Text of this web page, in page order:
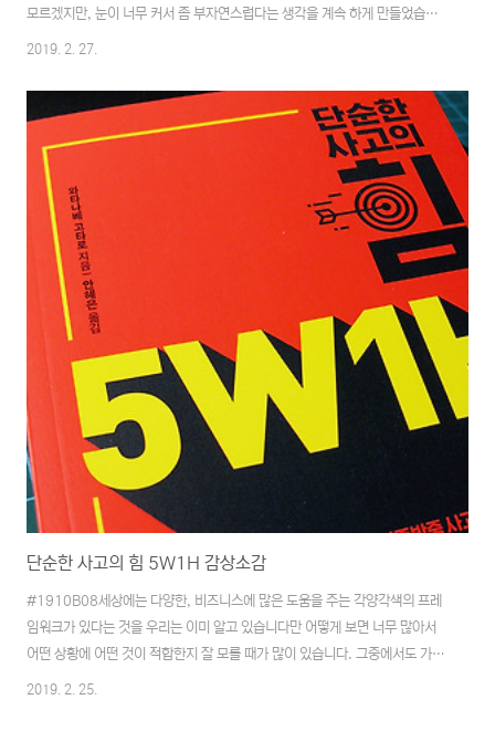
모르겠지만, 눈이 너무 커서 좀 부자연스럽다는 생각을 계속 하게 만들었습니
다만 그런건 중요하지 않죠. 네.재미있게 봤습니다. 좀 늦게 봐서인지 관객도
습니다. 전투신도 좋았고, 휴머노이드들의 움직임도 인상적이었던 것 같습니
다.재미난 영화였습니다. 후속편이 기대됩니다.
2019. 2. 27.
단순한 사고의 힘 5W1H 감상소감
#1910B08세상에는 다양한, 비즈니스에 많은 도움을 주는 각양각색의 프레
임워크가 있다는 것을 우리는 이미 알고 있습니다만 어떻게 보면 너무 많아서
어떤 상황에 어떤 것이 적합한지 잘 모를 때가 많이 있습니다. 그중에서도 가장
많이 들어본 것 중의 하나가 5W1H가 아닐까 하는 생각이 듭니다. 흔히 육하
2019. 2. 25.